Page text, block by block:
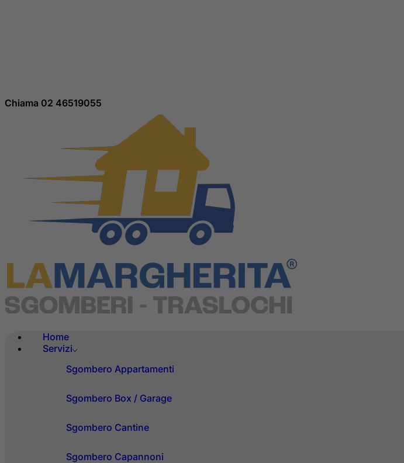
Chiama 02 46519055
Home
Servizi
Sgombero Appartamenti
Sgombero Box / Garage
Sgombero Cantine
Sgombero Capannoni